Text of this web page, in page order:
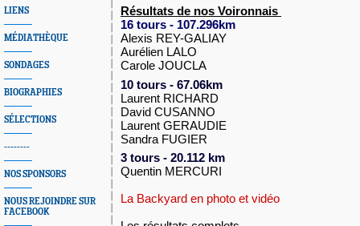
LIENS
MÉDIATHÈQUE
SONDAGES
BIOGRAPHIES
SÉLECTIONS
--------
NOS SPONSORS
NOUS REJOINDRE SUR
FACEBOOK
Résultats de nos Voironnais
16 tours - 107.296km
Alexis REY-GALIAY
Aurélien LALO
Carole JOUCLA
10 tours - 67.06km
Laurent RICHARD
David CUSANNO
Laurent GERAUDIE
Sandra FUGIER
3 tours - 20.112 km
Quentin MERCURI
La Backyard en photo et vidéo